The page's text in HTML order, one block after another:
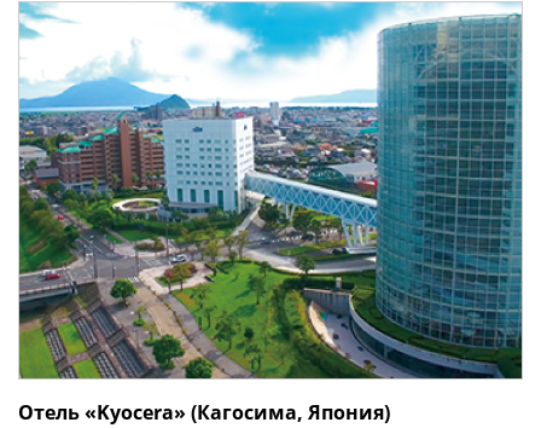
Отель «Kyocera» (Кагосима, Япония)